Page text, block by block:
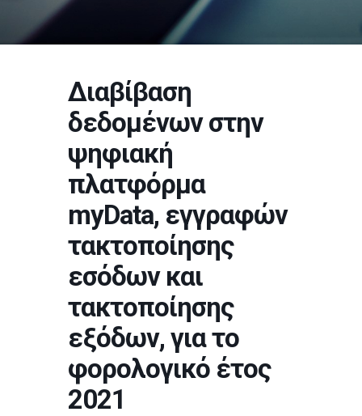
Διαβίβαση
δεδομένων στην
ψηφιακή
πλατφόρμα
myData, εγγραφών
τακτοποίησης
εσόδων και
τακτοποίησης
εξόδων, για το
φορολογικό έτος
2021